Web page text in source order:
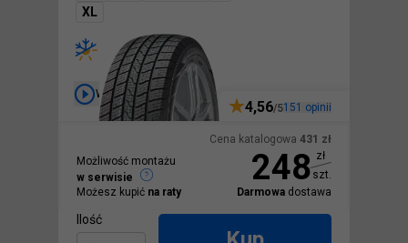
Wideo
XL
Cena katalogowa 431 zł
248 zł
szt.
Darmowa dostawa
4,56/5151 opinii
Możliwość montażu
w serwisie
Możesz kupić na raty
Ilość